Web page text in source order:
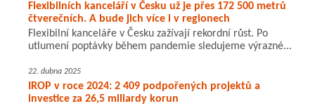
Flexibilních kanceláří v Česku už je přes 172 500 metrů
čtverečních. A bude jich více i v regionech
Flexibilní kanceláře v Česku zažívají rekordní růst. Po
utlumení poptávky během pandemie sledujeme výrazné...
22. dubna 2025
IROP v roce 2024: 2 409 podpořených projektů a
investice za 26,5 miliardy korun